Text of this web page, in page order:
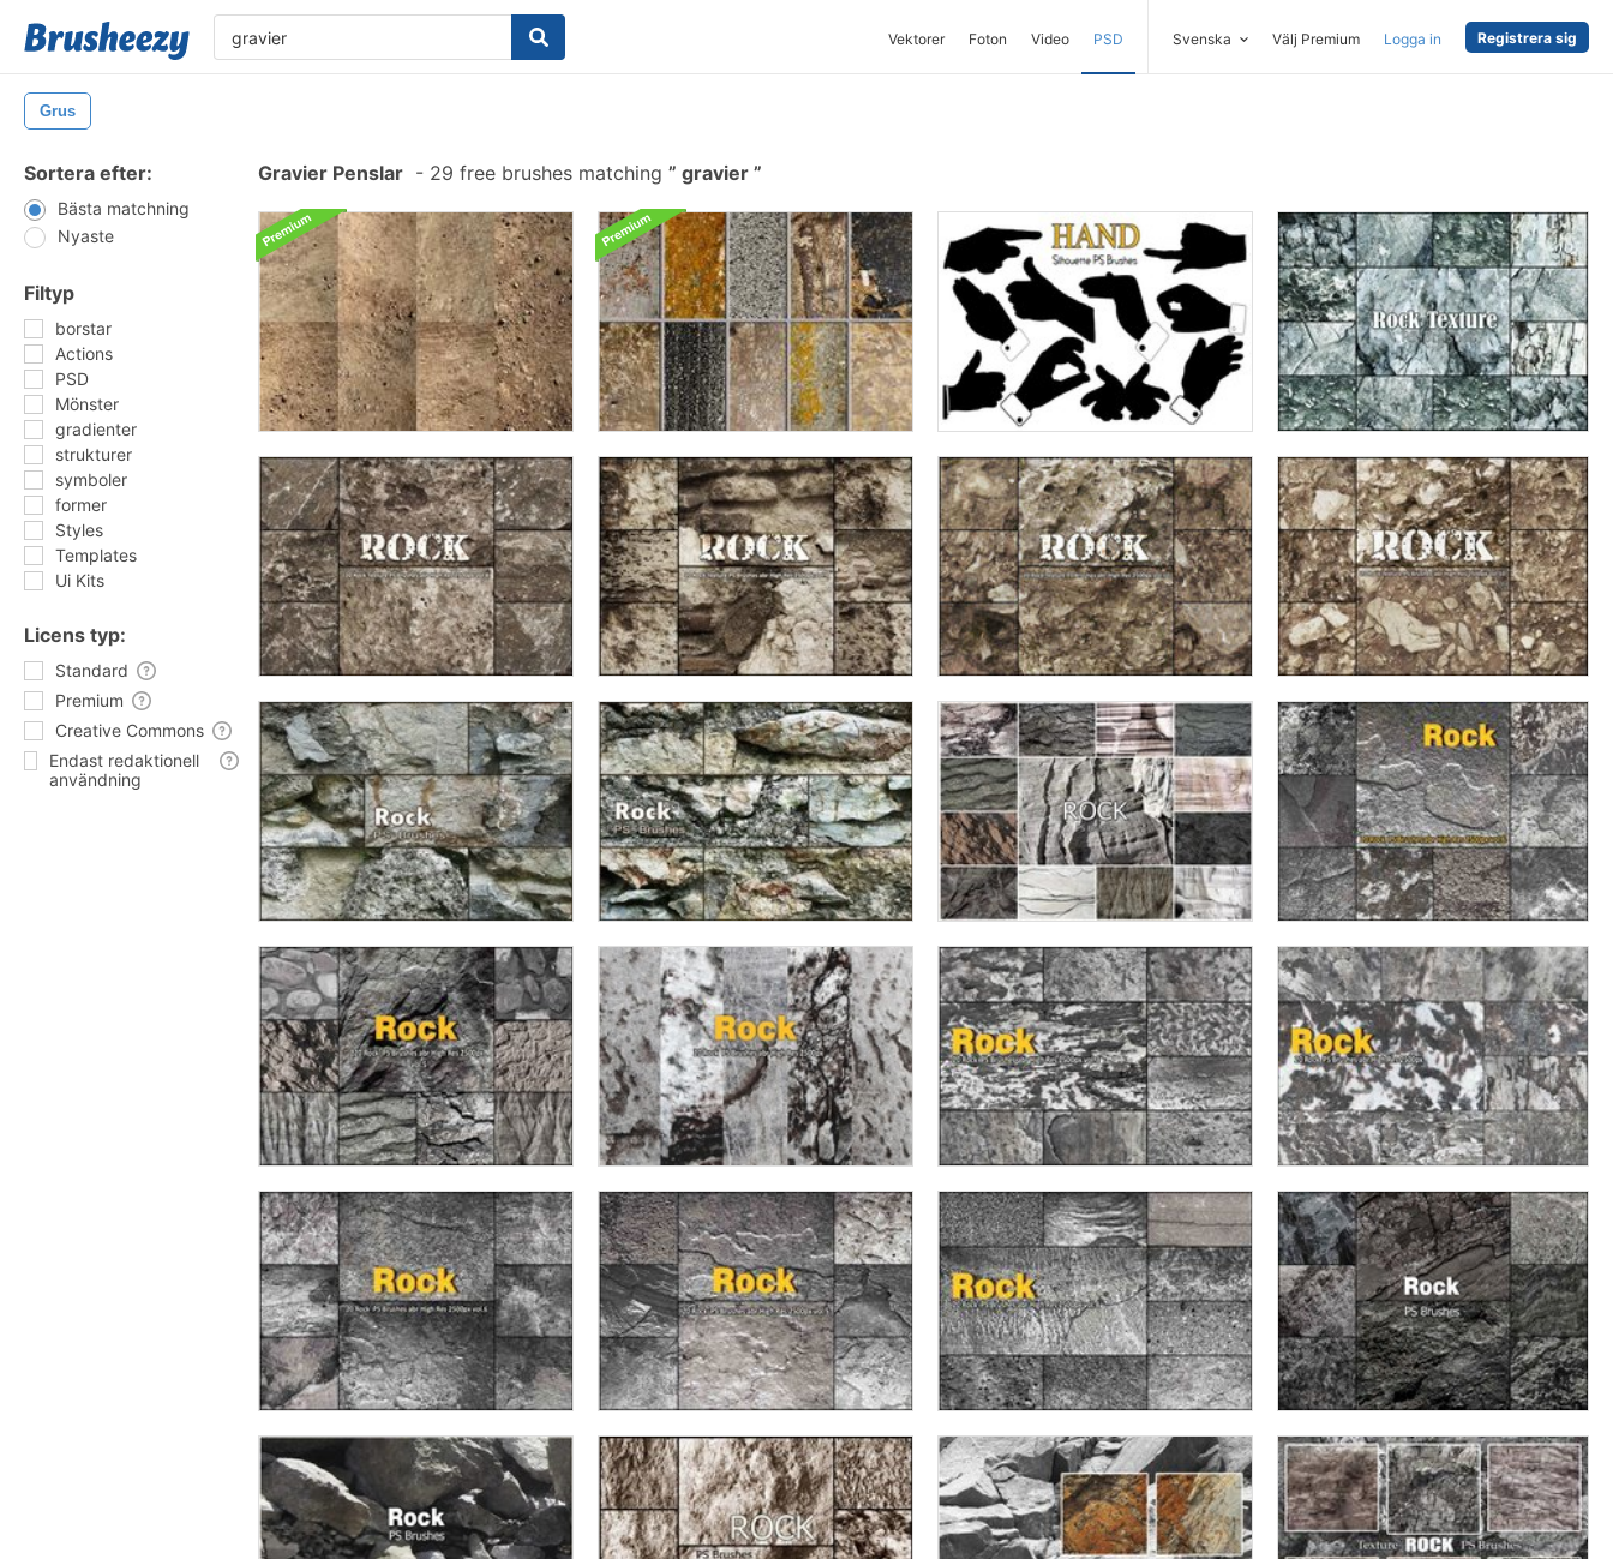
Vektorer Foton Video PSD Svenska Välj Premium Logga in Registrera sig
Grus
Sortera efter:
Bästa matchning
Nyaste
Filtyp
borstar
Actions
PSD
Mönster
gradienter
strukturer
symboler
former
Styles
Templates
Ui Kits
Licens typ:
Standard
Premium
Creative Commons
Endast redaktionell
användning
Gravier Penslar - 29 free brushes matching gravier